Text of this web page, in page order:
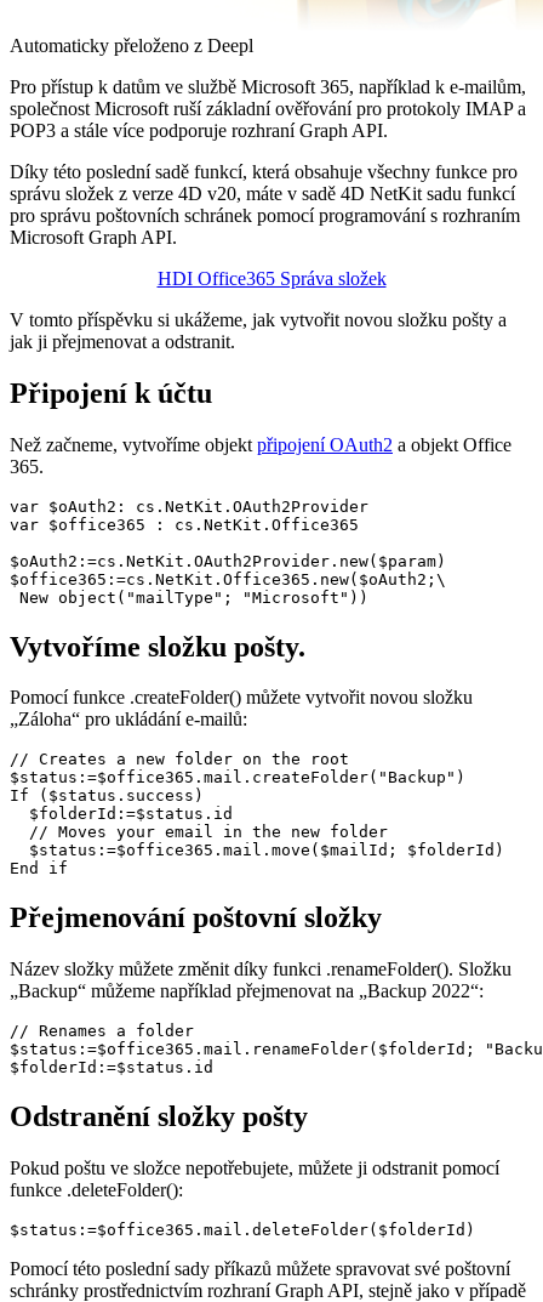
Automaticky přeloženo z Deepl
Pro přístup k datům ve službě Microsoft 365, například k e-mailům,
společnost Microsoft ruší základní ověřování pro protokoly IMAP a
POP3 a stále více podporuje rozhraní Graph API.
Díky této poslední sadě funkcí, která obsahuje všechny funkce pro
správu složek z verze 4D v20, máte v sadě 4D NetKit sadu funkcí
pro správu poštovních schránek pomocí programování s rozhraním
Microsoft Graph API.
HDI Office365 Správa složek
V tomto příspěvku si ukážeme, jak vytvořit novou složku pošty a
jak ji přejmenovat a odstranit.
Připojení k účtu
Než začneme, vytvoříme objekt připojení OAuth2 a objekt Office
365.
var $oAuth2: cs.NetKit.OAuth2Provider
var $office365 : cs.NetKit.Office365
$oAuth2:=cs.NetKit.OAuth2Provider.new($param)
$office365:=cs.NetKit.Office365.new($oAuth2;\
New object("mailType"; "Microsoft"))
Vytvoříme složku pošty.
Pomocí funkce .createFolder() můžete vytvořit novou složku
„Záloha“ pro ukládání e-mailů:
// Creates a new folder on the root
$status:=$office365.mail.createFolder("Backup")
If ($status.success)
  $folderId:=$status.id
  // Moves your email in the new folder
  $status:=$office365.mail.move($mailId; $folderId)
Přejmenování poštovní složky
Název složky můžete změnit díky funkci .renameFolder(). Složku
„Backup“ můžeme například přejmenovat na „Backup 2022“:
// Renames a folder
$status:=$office365.mail.renameFolder($folderId;
$folderId:=$status.id
Odstranění složky pošty
Pokud poštu ve složce nepotřebujete, můžete ji odstranit pomocí
funkce .deleteFolder():
$status:=$office365.mail.deleteFolder($folderId)
Pomocí této poslední sady příkazů můžete spravovat své poštovní
schránky prostřednictvím rozhraní Graph API, stejně jako v případě